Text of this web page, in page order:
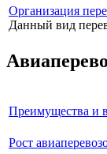
Организация
Данный вид
Преимущества и
Рост